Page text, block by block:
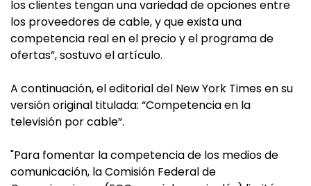
los clientes tengan una variedad de opciones entre
los proveedores de cable, y que exista una
competencia real en el precio y el programa de
ofertas”, sostuvo el artículo.
A continuación, el editorial del New York Times en su
versión original titulada: “Competencia en la
televisión por cable”.
"Para fomentar la competencia de los medios de
comunicación, la Comisión Federal de